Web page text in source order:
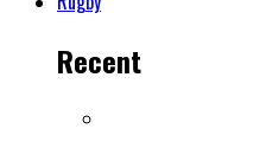
Recent